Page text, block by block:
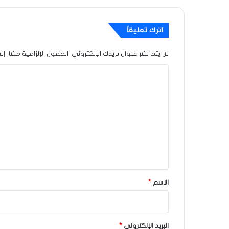
اترك تعليقاً
لن يتم نشر عنوان بريدك الإلكتروني. الحقول الإلزامية مشار
*الاسم *
البريد الإلكتروني *